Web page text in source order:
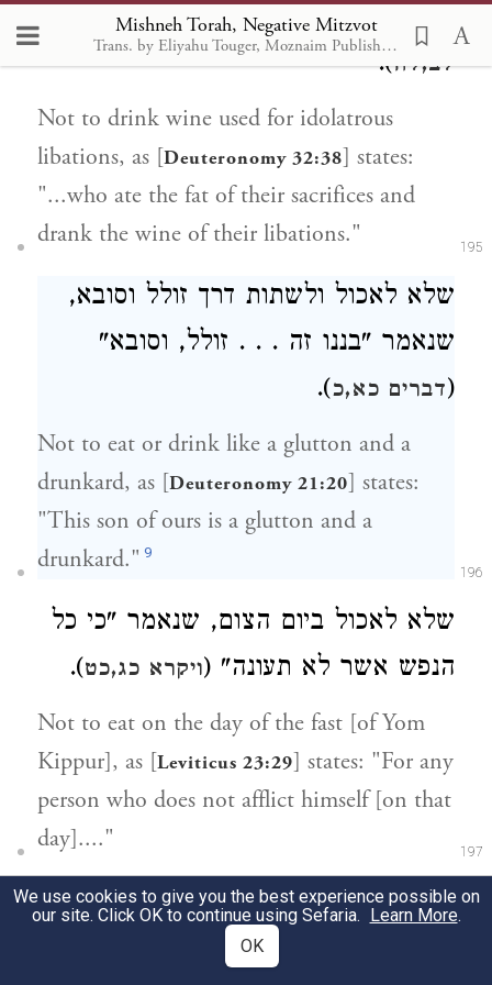
Mishneh Torah, Negative Mitzvot
Trans. by Eliyahu Touger, Moznaim Publishing
זבחימו יאכלו, ישתו יין נסיכם" (דברים
לב,לח).
Not to drink wine used for idolatrous
libations, as [Deuteronomy 32:38] states:
"...who ate the fat of their sacrifices and
drank the wine of their libations."
195
שלא לאכול ולשתות דרך זולל וסובא,
שנאמר "בננו זה . . . זולל, וסובא"
(דברים כא,כ).
Not to eat or drink like a glutton and a
drunkard, as [Deuteronomy 21:20] states:
"This son of ours is a glutton and a
drunkard." 9
196
שלא לאכול ביום הצום, שנאמר "כי כל
הנפש אשר לא תעונה" (ויקרא כג,כט).
Not to eat on the day of the fast [of Yom
Kippur], as [Leviticus 23:29] states: "For any
person who does not afflict himself [on that
day]...."
197
שלא לאכול חמץ בפסח, שנאמר "לא
שמות יג,ג
We use cookies to give you the best experience possible on
our site. Click OK to continue using Sefaria. Learn More.
OK